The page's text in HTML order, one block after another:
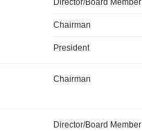
Director/Board Member
Chairman
President
Chairman
Director/Board Member